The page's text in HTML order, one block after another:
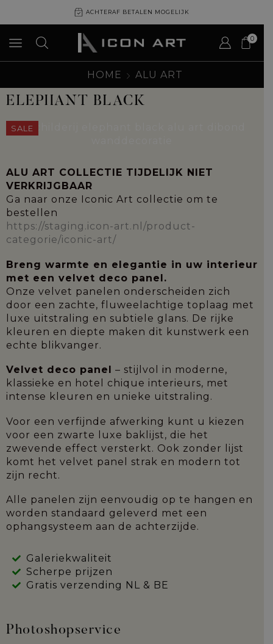
ACHTERAF BETALEN MOGELIJK
0
HOME ALU ART
ELEPHANT BLACK
SALE
ALU ART COLLECTIE TIJDELIJK NIET
VERKRIJGBAAR
Ga naar onze Iconic Art collectie om te
bestellen
https://staging.icon-art.nl/product-
categorie/iconic-art/
Breng warmte en elegantie in uw interieur
met een velvet deco panel.
Onze velvet panelen onderscheiden zich
door een zachte, fluweelachtige toplaag met
luxe uitstraling en subtiele glans. De rijke
kleuren en diepte maken dit kunstwerk een
echte blikvanger.
Velvet deco panel
– stijlvol in moderne,
klassieke en hotel chique interieurs, met
intense kleuren en unieke uitstraling.
Voor een verfijnde afwerking kunt u kiezen
voor een zwarte luxe baklijst, die het
zwevende effect versterkt. Ook zonder lijst
komt het velvet panel strak en modern tot
zijn recht.
Alle panelen zijn eenvoudig op te hangen en
worden standaard geleverd met een
ophangsysteem aan de achterzijde.
Galeriekwaliteit
Scherpe prijzen
Gratis verzending NL & BE
Photoshopservice